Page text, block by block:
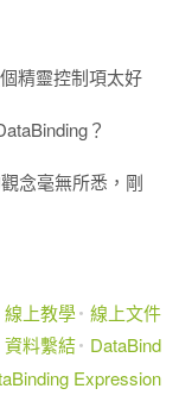
精靈控制項太好
？
念毫無所悉，剛
線上教學 線上文件
資料繫結
DataBind
Expression